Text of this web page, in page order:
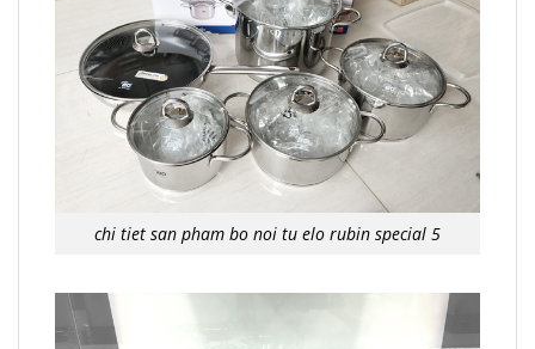
chi tiet san pham bo noi tu elo rubin special 5